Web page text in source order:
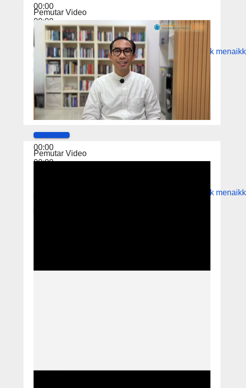
00:00
00:00
01:28
Gunakan Anak Panah Atas/Bawah untuk
Pemutar Video
00:00
00:00
Gunakan Anak Panah Atas/Bawah untuk
Pemutar Video